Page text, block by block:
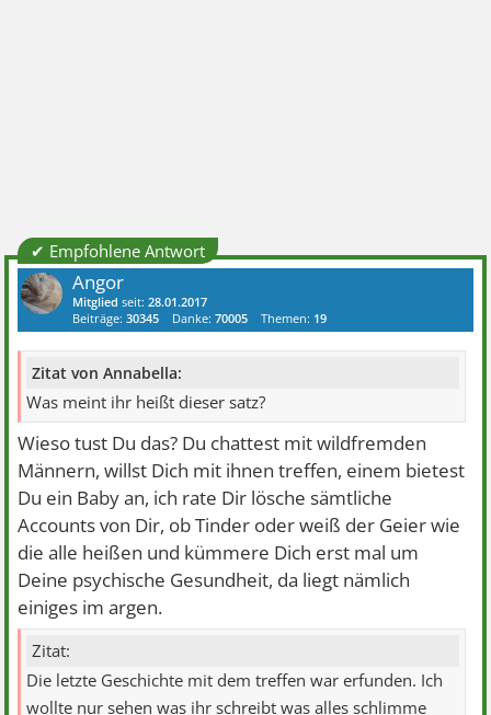
✔ Empfohlene Antwort
Angor
Mitglied seit:28.01.2017
Beiträge:30345 Danke:70005 Themen: 19
Zitat von Annabella:
Was meint ihr heißt dieser satz?
Wieso tust Du das? Du chattest mit wildfremden
Männern, willst Dich mit ihnen treffen, einem bietest
Du ein Baby an, ich rate Dir lösche sämtliche
Accounts von Dir, ob Tinder oder weiß der Geier wie
die alle heißen und kümmere Dich erst mal um
Deine psychische Gesundheit, da liegt nämlich
einiges im argen.
Zitat:
Die letzte Geschichte mit dem treffen war erfunden. Ich
wollte nur sehen was ihr schreibt was alles schlimme